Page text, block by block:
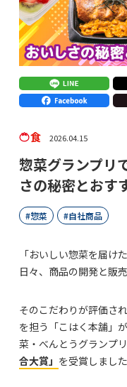
食 2026.04.15
惣菜グランプリ
さの秘密とおす
惣菜 自社商品
「おいしい惣菜を届け
日々、商品の開発と販
そのこだわりが評価さ
を担う「こはく本舗」
菜・べんとうグランプリ
合大賞」 を受賞しました